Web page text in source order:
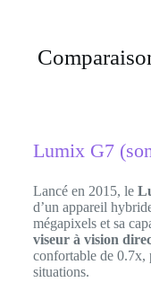
Lumix G7
Lancé en 2015, le
d’un appareil
mégapixels et sa
viseur à vision
confortable de 0.7x,
situations.